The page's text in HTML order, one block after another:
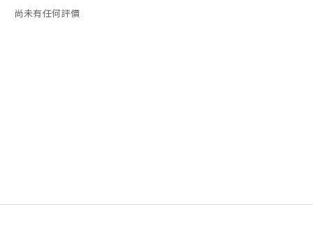
尚未有任何評價